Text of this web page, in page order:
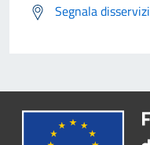
Segnala